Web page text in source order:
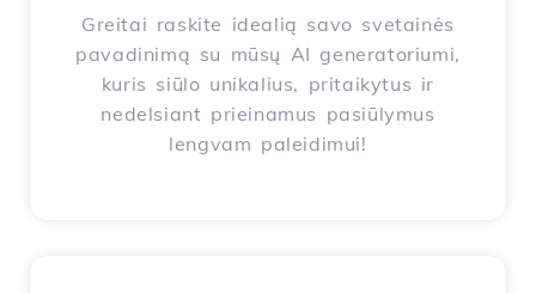
Greitai raskite idealią savo svetainės
pavadinimą su mūsų AI generatoriumi,
kuris siūlo unikalius, pritaikytus ir
nedelsiant prieinamus pasiūlymus
lengvam paleidimui!